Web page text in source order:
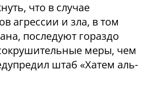
что в случае
агрессии и зла, в том
последуют гораздо
меры, чем
штаб «Хатем аль-